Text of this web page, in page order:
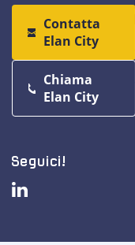
Contatta
Elan City
Chiama
Elan City
Seguici!